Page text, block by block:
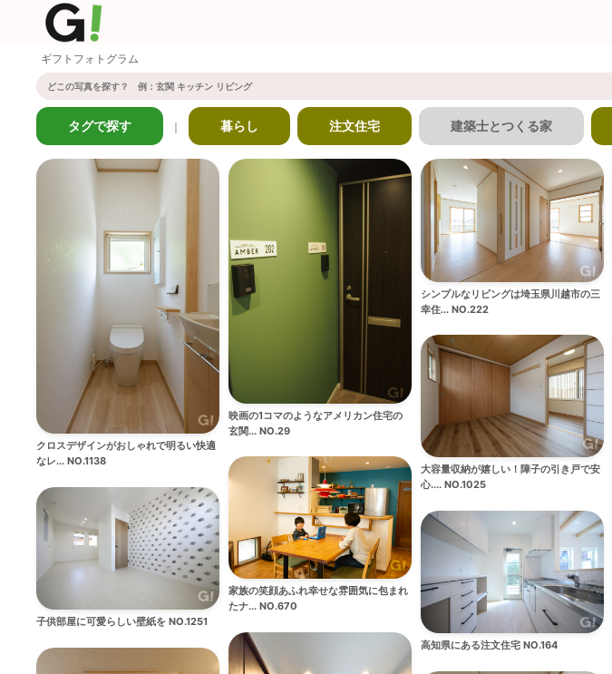
ギフトフォトグラム
タグで探す ｜ 暮らし 注文住宅 建築士とつくる家
クロスデザインがおしゃれで明るい快適
なレ... NO.1138
映画の1コマのようなアメリカン住宅の
玄関... NO.29
シンプルなリビングは埼玉県川越市の三
幸住... NO.222
大容量収納が嬉しい！障子の引き戸で安
心.... NO.1025
家族の笑顔あふれ幸せな雰囲気に包まれ
たナ... NO.670
子供部屋に可愛らしい壁紙を NO.1251
高知県にある注文住宅 NO.164